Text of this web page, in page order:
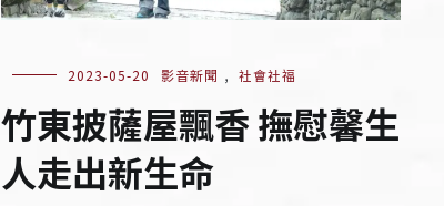
2023-05-20 影音新聞 , 社會社福
竹東披薩屋飄香 撫慰馨生
人走出新生命